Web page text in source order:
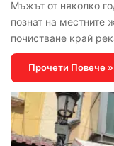
Мъжът от няколко
познат на местните
почистване край
Прочети Повече »